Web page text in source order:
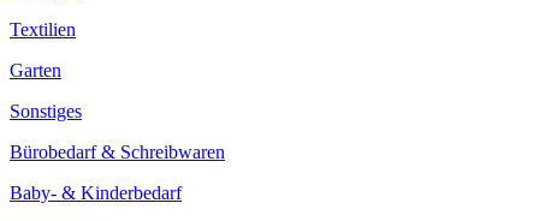
Textilien
Garten
Sonstiges
Bürobedarf & Schreibwaren
Baby- & Kinderbedarf